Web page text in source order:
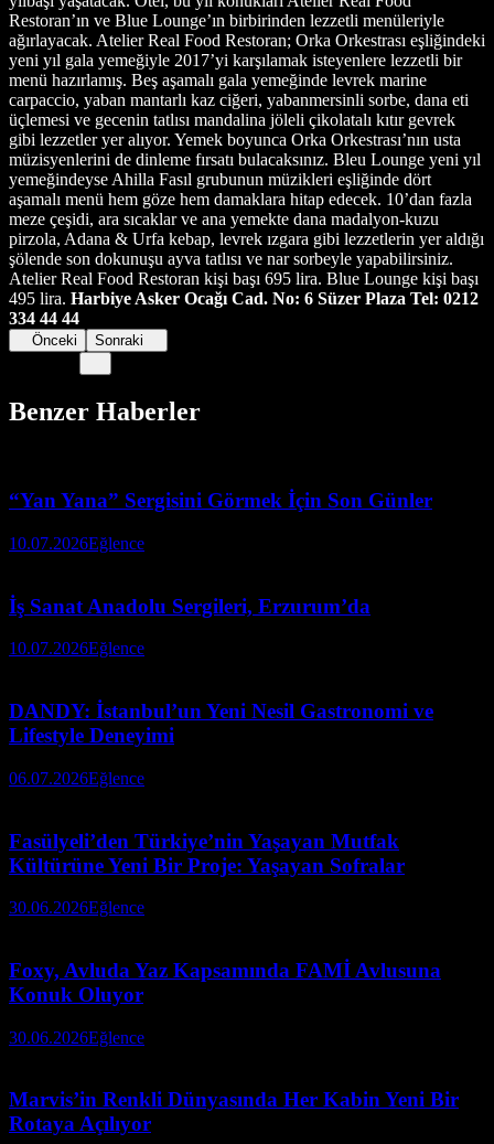
Restoran’ın ve Blue Lounge’ın birbirinden lezzetli menüleriyle
ağırlayacak. Atelier Real Food Restoran; Orka Orkestrası eşliğindeki
yeni yıl gala yemeğiyle 2017’yi karşılamak isteyenlere lezzetli bir
menü hazırlamış. Beş aşamalı gala yemeğinde levrek marine
carpaccio, yaban mantarlı kaz ciğeri, yabanmersinli sorbe, dana eti
üçlemesi ve gecenin tatlısı mandalina jöleli çikolatalı kıtır gevrek
gibi lezzetler yer alıyor. Yemek boyunca Orka Orkestrası’nın usta
müzisyenlerini de dinleme fırsatı bulacaksınız. Bleu Lounge yeni yıl
yemeğindeyse Ahilla Fasıl grubunun müzikleri eşliğinde dört
aşamalı menü hem göze hem damaklara hitap edecek. 10’dan fazla
meze çeşidi, ara sıcaklar ve ana yemekte dana madalyon-kuzu
pirzola, Adana & Urfa kebap, levrek ızgara gibi lezzetlerin yer aldığı
şölende son dokunuşu ayva tatlısı ve nar sorbeyle yapabilirsiniz.
Atelier Real Food Restoran kişi başı 695 lira. Blue Lounge kişi başı
495 lira. Harbiye Asker Ocağı Cad. No: 6 Süzer Plaza Tel: 0212
334 44 44
Önceki Sonraki
Benzer Haberler
“Yan Yana” Sergisini Görmek İçin Son Günler
10.07.2026Eğlence
İş Sanat Anadolu Sergileri, Erzurum’da
10.07.2026Eğlence
DANDY: İstanbul’un Yeni Nesil Gastronomi ve
Lifestyle Deneyimi
06.07.2026Eğlence
Fasülyeli’den Türkiye’nin Yaşayan Mutfak
Kültürüne Yeni Bir Proje: Yaşayan Sofralar
30.06.2026Eğlence
Foxy, Avluda Yaz Kapsamında FAMİ Avlusuna
Konuk Oluyor
30.06.2026Eğlence
Marvis’in Renkli Dünyasında Her Kabin Yeni Bir
Rotaya Açılıyor